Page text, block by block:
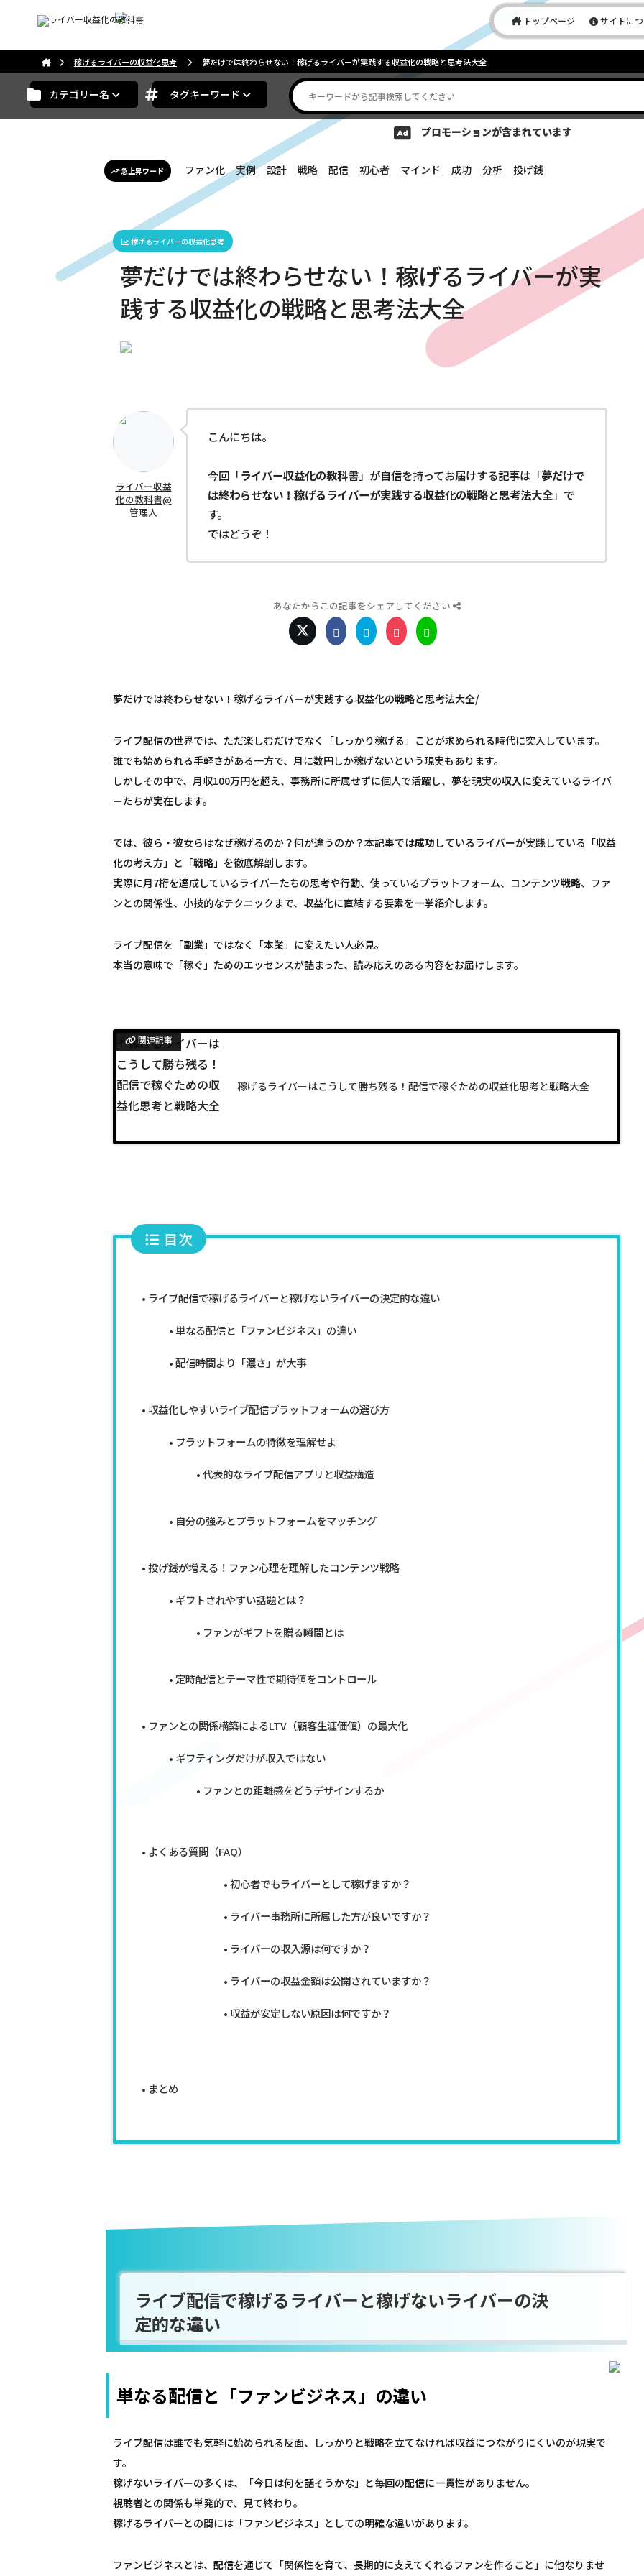
こんにちは。ゲストさま トップページ サイトに
稼げるライバーの収益化思考 夢だけでは終わらせない！稼げるライバーが実践する収益化の戦略と思考法大全
カテゴリー名 タグキーワード
プロモーションが含まれています
急上昇ワード ファン化 実例 設計 戦略 配信 初心者 マインド 成功 分析 投げ銭
稼げるライバーの収益化思考
夢だけでは終わらせない！稼げるライバーが実
践する収益化の戦略と思考法大全
ライバー収益
化の教科書@
管理人
こんにちは。
今回「ライバー収益化の教科書」が自信を持ってお届けする記事は「夢だけで
は終わらせない！稼げるライバーが実践する収益化の戦略と思考法大全」で
す。
ではどうぞ！
あなたからこの記事をシェアしてください
夢だけでは終わらせない！稼げるライバーが実践する収益化の戦略と思考法大全/
ライブ配信の世界では、ただ楽しむだけでなく「しっかり稼げる」ことが求められる時代に突入しています。
誰でも始められる手軽さがある一方で、月に数円しか稼げないという現実もあります。
しかしその中で、月収100万円を超え、事務所に所属せずに個人で活躍し、夢を現実の収入に変えているライバ
ーたちが実在します。
では、彼ら・彼女らはなぜ稼げるのか？何が違うのか？本記事では成功 しているライバーが実践している「収益
化の考え方」と「戦略」を徹底解剖します。
実際に月7桁を達成しているライバーたちの思考や行動、使っているプラットフォーム、コンテンツ戦略、ファ
ンとの関係性、小技的なテクニックまで、収益化に直結する要素を一挙紹介します。
ライブ配信を「副業」ではなく「本業」に変えたい人必見。
本当の意味で「稼ぐ」ためのエッセンスが詰まった、読み応えのある内容をお届けします。
関連記事
稼げるライバーはこうして勝ち残る！配信で稼ぐための収益化思考と戦略大全
目次
ライブ配信で稼げるライバーと稼げないライバーの決定的な違い
単なる配信と「ファンビジネス」の違い
配信時間より「濃さ」が大事
収益化しやすいライブ配信プラットフォームの選び方
プラットフォームの特徴を理解せよ
代表的なライブ配信アプリと収益構造
自分の強みとプラットフォームをマッチング
投げ銭が増える！ファン心理を理解したコンテンツ戦略
ギフトされやすい話題とは？
ファンがギフトを贈る瞬間とは
定時配信とテーマ性で期待値をコントロール
ファンとの関係構築によるLTV（顧客生涯価値）の最大化
ギフティングだけが収入ではない
ファンとの距離感をどうデザインするか
よくある質問（FAQ）
初心者でもライバーとして稼げますか？
ライバー事務所に所属した方が良いですか？
ライバーの収入源は何ですか？
ライバーの収益金額は公開されていますか？
収益が安定しない原因は何ですか？
まとめ
ライブ配信で稼げるライバーと稼げないライバーの決
定的な違い
単なる配信と「ファンビジネス」の違い
ライブ配信は誰でも気軽に始められる反面、しっかりと戦略を立てなければ収益につながりにくいのが現実で
す。
稼げないライバーの多くは、「今日は何を話そうかな」と毎回の配信に一貫性がありません。
視聴者との関係も単発的で、見て終わり。
稼げるライバーとの間には「ファンビジネス」としての明確な違いがあります。
ファンビジネスとは、 配信を通じて「関係性を育て、長期的に支えてくれるファンを作ること」に他なりませ